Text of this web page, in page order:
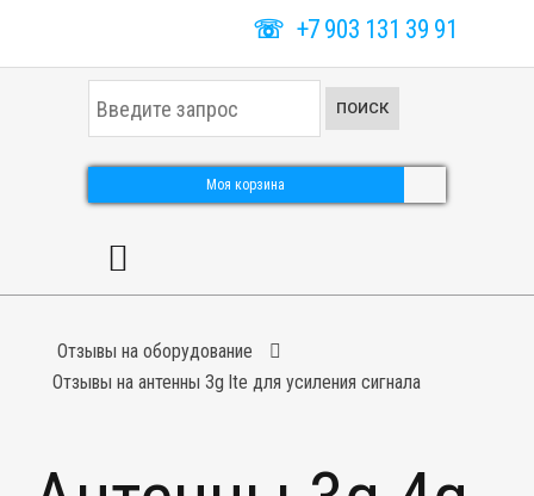
☏ +7 903 131 39 91
к
а
ь
ПОИСК
Моя корзина
Отзывы на оборудование
Отзывы на антенны 3g lte для усиления сигнала